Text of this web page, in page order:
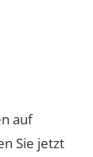
auf
Sie jetzt